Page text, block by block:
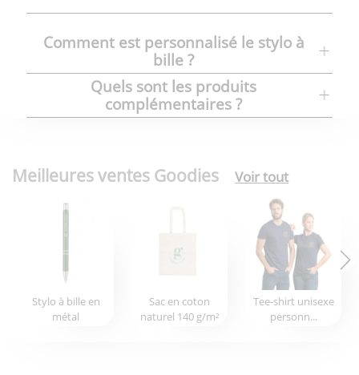
Comment est personnalisé le stylo à
bille ?
Quels sont les produits
complémentaires ?
Meilleures ventes Goodies Voir tout
Stylo à bille en
métal
Sac en coton
naturel 140 g/m²
Tee-shirt unisexe
personn...